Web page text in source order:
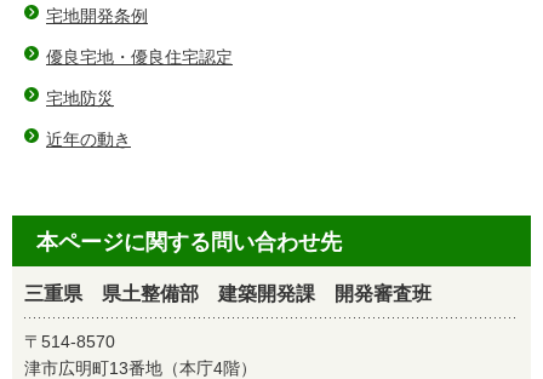
宅地開発条例
優良宅地・優良住宅認定
宅地防災
近年の動き
本ページに関する問い合わせ先
三重県 県土整備部 建築開発課 開発審査班
〒514-8570
津市広明町13番地（本庁4階）